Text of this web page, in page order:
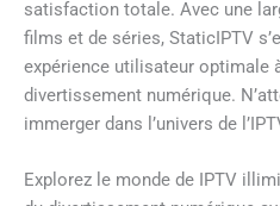
satisfaction totale. Avec une
films et de séries, StaticIPTV
expérience utilisateur optimale
divertissement numérique.
immerger dans l’univers de
Explorez le monde de IPTV